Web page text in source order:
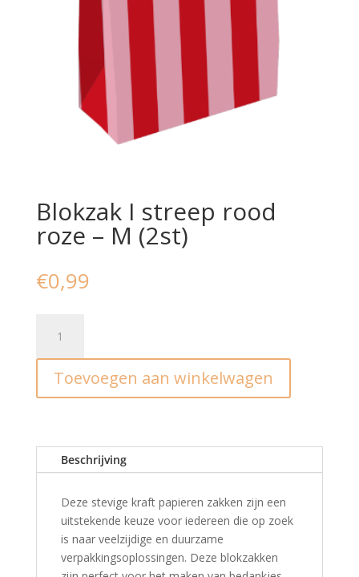
Blokzak I streep rood
roze – M (2st)
€0,99
streep
rood
roze
(2st)
aantal
Toevoegen aan winkelwagen
Beschrijving
Deze stevige kraft papieren zakken zijn een
uitstekende keuze voor iedereen die op zoek
is naar veelzijdige en duurzame
verpakkingsoplossingen. Deze blokzakken